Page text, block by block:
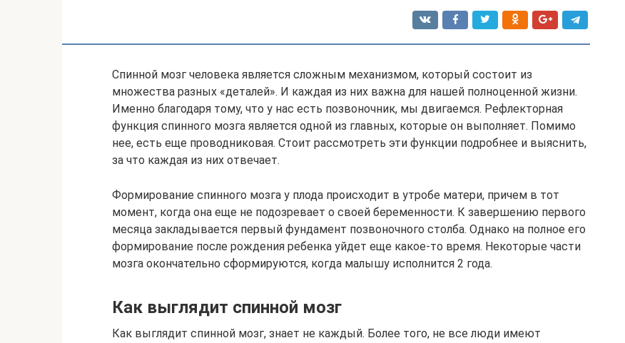
Спинной мозг человека является сложным механизмом, который состоит из
множества разных «деталей». И каждая из них важна для нашей полноценной жизни.
Именно благодаря тому, что у нас есть позвоночник, мы двигаемся. Рефлекторная
функция спинного мозга является одной из главных, которые он выполняет. Помимо
нее, есть еще проводниковая. Стоит рассмотреть эти функции подробнее и выяснить,
за что каждая из них отвечает.
Формирование спинного мозга у плода происходит в утробе матери, причем в тот
момент, когда она еще не подозревает о своей беременности. К завершению первого
месяца закладывается первый фундамент позвоночного столба. Однако на полное его
формирование после рождения ребенка уйдет еще какое-то время. Некоторые части
мозга окончательно сформируются, когда малышу исполнится 2 года.
Как выглядит спинной мозг
Как выглядит спинной мозг, знает не каждый. Более того, не все люди имеют